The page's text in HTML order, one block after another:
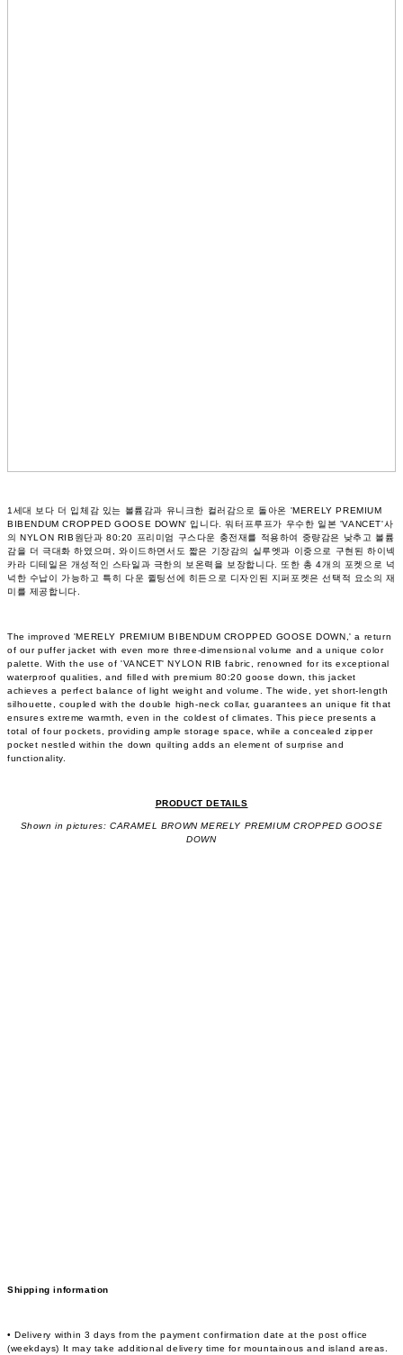
1세대 보다 더 입체감 있는 볼륨감과 유니크한 컬러감으로 돌아온 'MERELY PREMIUM
BIBENDUM CROPPED GOOSE DOWN' 입니다. 워터프루프가 우수한 일본 'VANCET'사
의 NYLON RIB원단과 80:20 프리미엄 구스다운 충전재를 적용하여 중량감은 낮추고 볼륨
감을 더 극대화 하였으며, 와이드하면서도 짧은 기장감의 실루엣과 이중으로 구현된 하이넥
카라 디테일은 개성적인 스타일과 극한의 보온력을 보장합니다. 또한 총 4개의 포켓으로 넉
넉한 수납이 가능하고 특히 다운 퀼팅선에 히든으로 디자인된 지퍼포켓은 선택적 요소의 재
미를 제공합니다.
The improved 'MERELY PREMIUM BIBENDUM CROPPED GOOSE DOWN,' a return
of our puffer jacket with even more three-dimensional volume and a unique color
palette. With the use of 'VANCET' NYLON RIB fabric, renowned for its exceptional
waterproof qualities, and filled with premium 80:20 goose down, this jacket
achieves a perfect balance of light weight and volume. The wide, yet short-length
silhouette, coupled with the double high-neck collar, guarantees an unique fit that
ensures extreme warmth, even in the coldest of climates. This piece presents a
total of four pockets, providing ample storage space, while a concealed zipper
pocket nestled within the down quilting adds an element of surprise and
functionality.
PRODUCT DETAILS
Shown in pictures: CARAMEL BROWN MERELY PREMIUM CROPPED GOOSE
DOWN
Shipping information
• Delivery within 3 days from the payment confirmation date at the post office
(weekdays) It may take additional delivery time for mountainous and island areas.